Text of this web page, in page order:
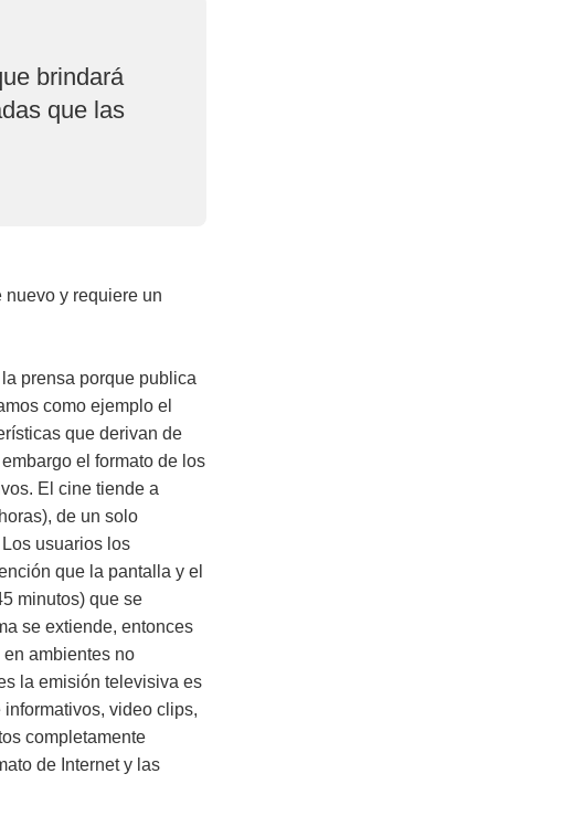
brindará
que las
nuevo y requiere un
prensa porque publica
como ejemplo el
que derivan de
el formato de los
El cine tiende a
de un solo
usuarios los
que la pantalla y el
minutos) que se
se extiende, entonces
ambientes no
la emisión televisiva es
video clips,
completamente
de Internet y las